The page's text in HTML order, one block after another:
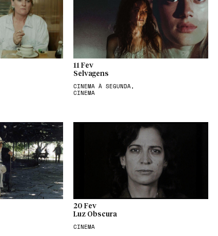
11 Fev
Selvagens
CINEMA À SEGUNDA,
CINEMA
20 Fev
Luz Obscura
CINEMA